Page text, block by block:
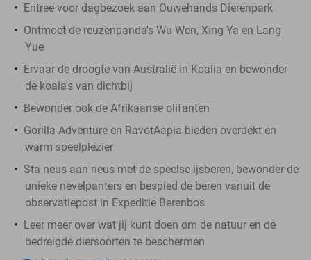
Entree voor dagbezoek aan Ouwehands Dierenpark
Ontmoet de reuzenpanda's Wu Wen, Xing Ya en Lang
Yue
Ervaar de droogte van Australië in Koalia en bewonder
de koala's van dichtbij
Bewonder ook de Afrikaanse olifanten
Gorilla Adventure en RavotAapia bieden overdekt en
warm speelplezier
Sta neus aan neus met de speelse ijsberen, bewonder de
unieke nevelpanters en bespied de beren vanuit de
observatiepost in Expeditie Berenbos
Leer meer over wat jij kunt doen om de natuur en de
bedreigde diersoorten te beschermen